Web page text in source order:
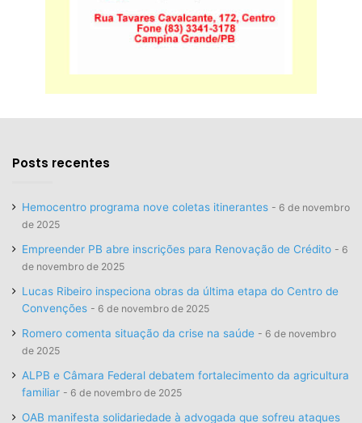
Posts recentes
Hemocentro programa nove coletas itinerantes
6 de novembro
de 2025
Empreender PB abre inscrições para Renovação de Crédito
6
de novembro de 2025
Lucas Ribeiro inspeciona obras da última etapa do Centro de
Convenções
6 de novembro de 2025
Romero comenta situação da crise na saúde
6 de novembro
de 2025
ALPB e Câmara Federal debatem fortalecimento da agricultura
familiar
6 de novembro de 2025
OAB manifesta solidariedade à advogada que sofreu ataques